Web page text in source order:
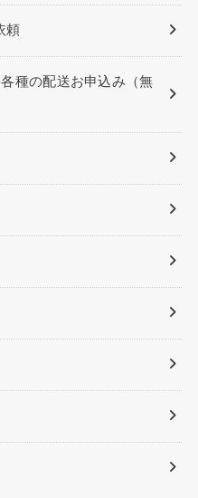
頼
種の配送お申込み（無